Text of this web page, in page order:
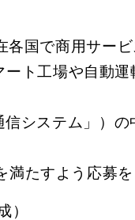
国で商用サー
ト工場や自動
システム」）
たすよう応募を
）